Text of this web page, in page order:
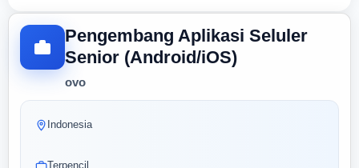
Pengembang Aplikasi Seluler
Senior (Android/iOS)
ovo
Indonesia
Terpencil